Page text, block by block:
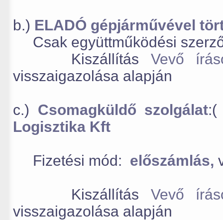
b.) ELADÓ gépjárművével
Csak együttműködési
Kiszállítás Vevő
visszaigazolása alapján
c.) Csomagküldő szolgálat
Logisztika Kft
Fizetési mód: előszámlás,
Kiszállítás Vevő
visszaigazolása alapján